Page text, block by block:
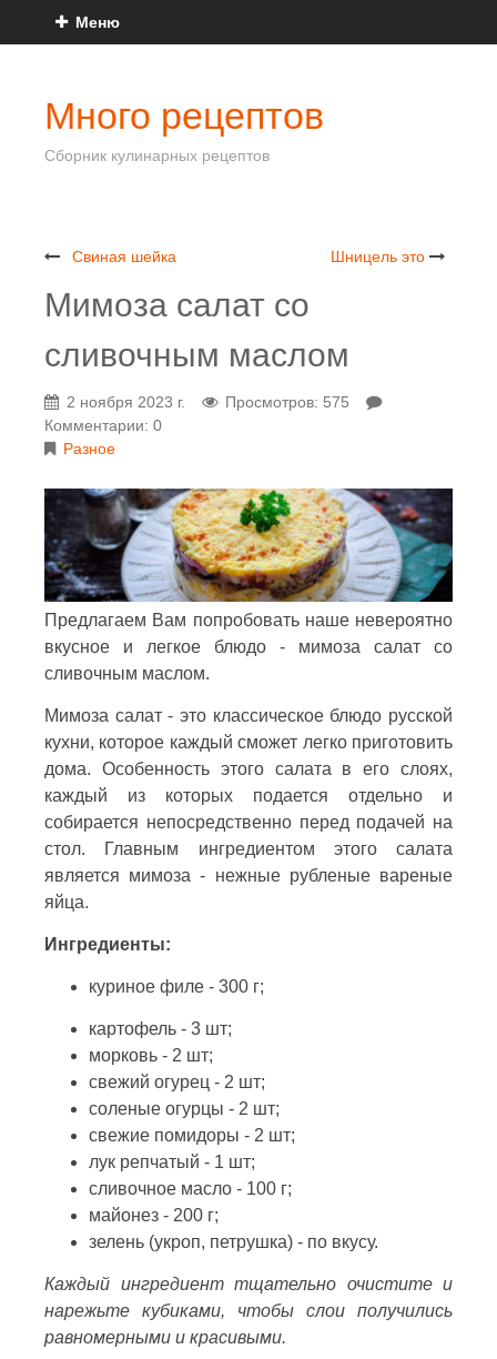
Меню
Много рецептов
Сборник кулинарных рецептов
Свиная шейка Шницель это
Мимоза салат со
сливочным маслом
2 ноября 2023 г.
Просмотров: 575
Комментарии: 0
Разное
Предлагаем Вам попробовать наше невероятно
вкусное и легкое блюдо - мимоза салат со
сливочным маслом.
Мимоза салат - это классическое блюдо русской
кухни, которое каждый сможет легко приготовить
дома. Особенность этого салата в его слоях,
каждый из которых подается отдельно и
собирается непосредственно перед подачей на
стол. Главным ингредиентом этого салата
является мимоза - нежные рубленые вареные
яйца.
Ингредиенты:
куриное филе - 300 г;
картофель - 3 шт;
морковь - 2 шт;
свежий огурец - 2 шт;
соленые огурцы - 2 шт;
свежие помидоры - 2 шт;
лук репчатый - 1 шт;
сливочное масло - 100 г;
майонез - 200 г;
зелень (укроп, петрушка) - по вкусу.
Каждый ингредиент тщательно очистите и
нарежьте кубиками, чтобы слои получились
равномерными и красивыми.